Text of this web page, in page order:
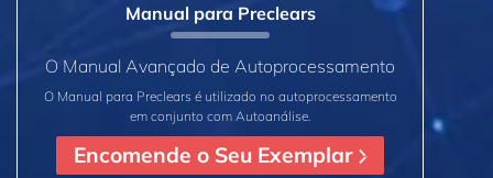
Manual para Preclears
O Manual Avançado de Autoprocessamento
O Manual para Preclears é utilizado no autoprocessamento
em conjunto com Autoanálise.
Encomende o Seu Exemplar